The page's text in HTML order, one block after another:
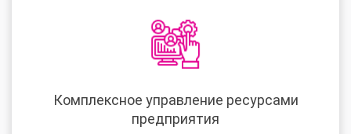
Комплексное управление ресурсами
предприятия